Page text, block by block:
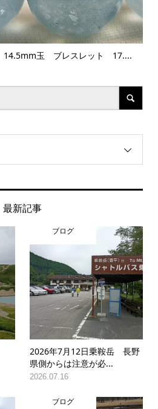
14.5mm玉 ブレスレット 17....
最新記事
ブログ
2026年7月12日乗鞍岳 長野
県側からは注意が必...
2026.07.16
ブログ